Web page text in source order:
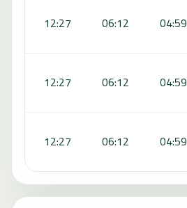
04:59
06:12
12:27
04:59
06:12
12:27
04:59
06:12
12:27